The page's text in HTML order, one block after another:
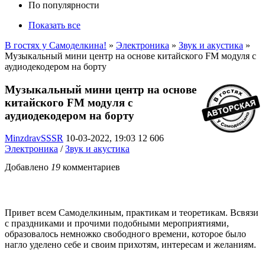
По популярности
Показать все
В гостях у Самоделкина! » Электроника » Звук и акустика »
Музыкальный мини центр на основе китайского FM модуля с
аудиодекодером на борту
Музыкальный мини центр на основе
китайского FM модуля с
аудиодекодером на борту
MinzdravSSSR 10-03-2022, 19:03 12 606
Электроника /Звук и акустика
Добавлено 19 комментариев
Привет всем Самоделкиным, практикам и теоретикам. Всвязи
с праздниками и прочими подобными мероприятиями,
образовалось немножко свободного времени, которое было
нагло уделено себе и своим прихотям, интересам и желаниям.